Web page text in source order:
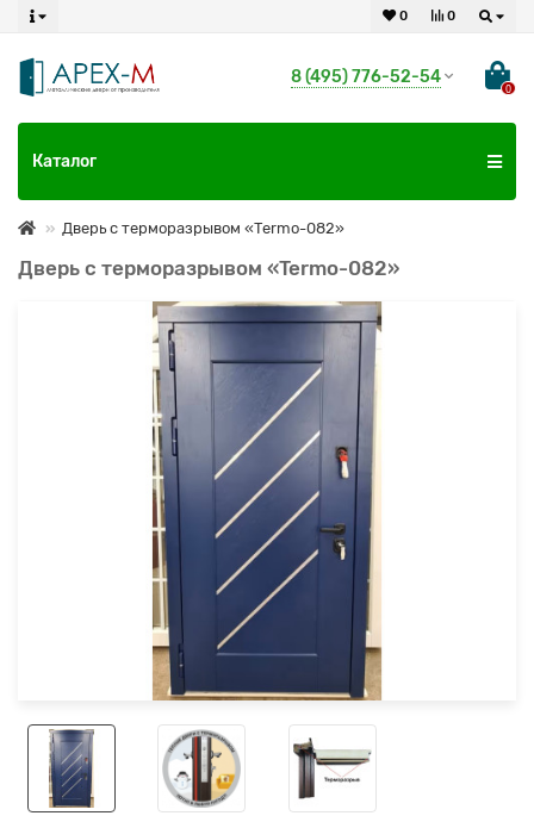
0
0
8 (495) 776-52-54
0
Каталог
Дверь с терморазрывом «Termo-082»
Дверь с терморазрывом «Termo-082»